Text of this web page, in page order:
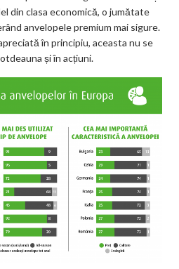
din clasa economică, o jumătate
anvelopele premium mai sigure.
în principiu, aceasta nu se
și în acțiuni.